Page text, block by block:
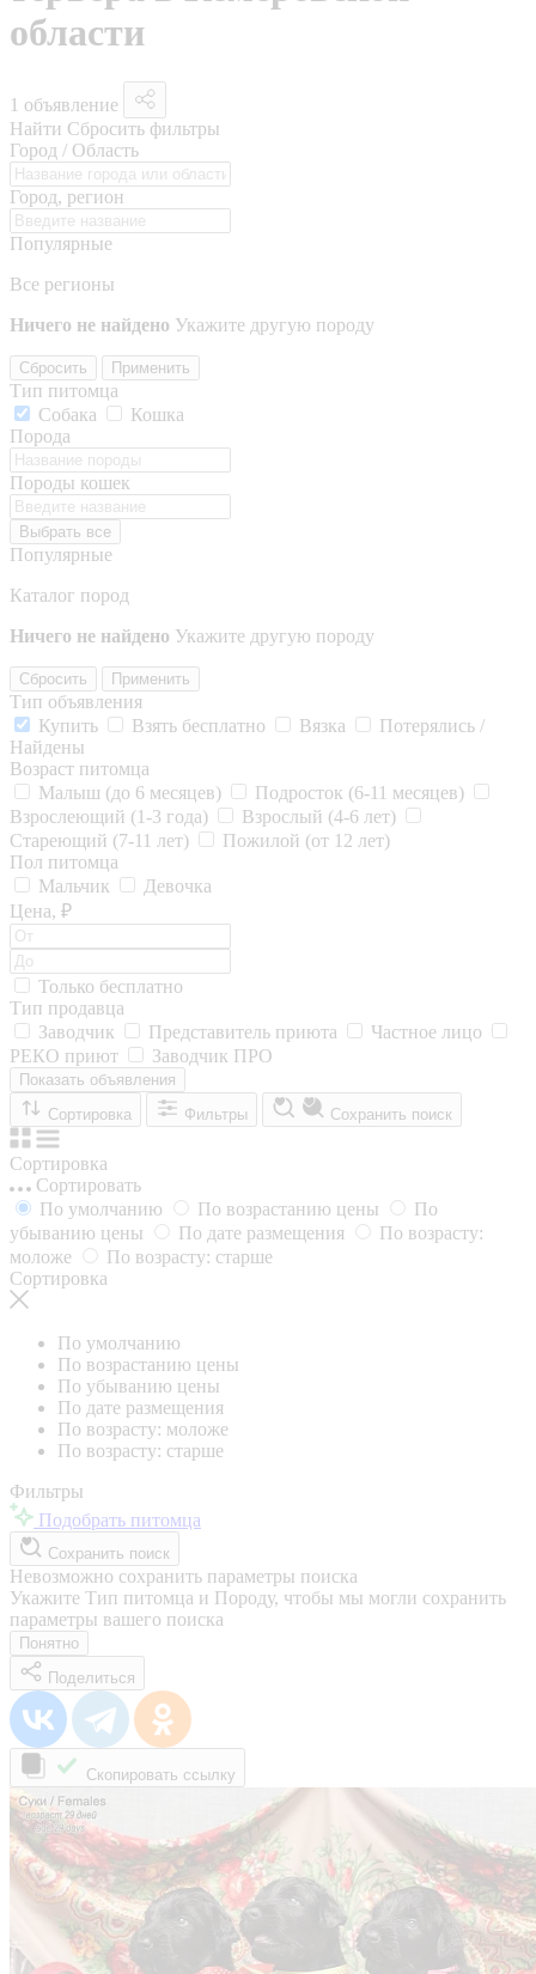
области
1 объявление
Найти Сбросить фильтры
Город / Область
Город, регион
Популярные
Все регионы
Ничего не найдено Укажите другую породу
Сбросить Применить
Тип питомца
Собака
Кошка
Порода
Породы кошек
Выбрать все
Популярные
Каталог пород
Ничего не найдено Укажите другую породу
Сбросить Применить
Тип объявления
Купить
Взять бесплатно Вязка
Потерялись /
Найдены
Возраст питомца
Малыш (до 6 месяцев)
Подросток (6-11 месяцев)
Взрослеющий (1-3 года)
Взрослый (4-6 лет)
Стареющий (7-11 лет)
Пожилой (от 12 лет)
Пол питомца
Мальчик
Девочка
Цена, ₽
Только бесплатно
Тип продавца
Заводчик
Представитель приюта
Частное лицо
РЕКО приют
Заводчик ПРО
Показать объявления
Сортировка
Фильтры Сохранить поиск
Сортировка
Сортировать
По умолчанию
По возрастанию цены
По
убыванию цены
По дате размещения
По возрасту:
моложе
По возрасту: старше
Сортировка
По умолчанию
По возрастанию цены
По убыванию цены
По дате размещения
По возрасту: моложе
По возрасту: старше
Фильтры
Подобрать питомца
Сохранить поиск
Невозможно сохранить параметры поиска
Укажите Тип питомца и Породу, чтобы мы могли сохранить
параметры вашего поиска
Понятно
Поделиться
Скопировать ссылку